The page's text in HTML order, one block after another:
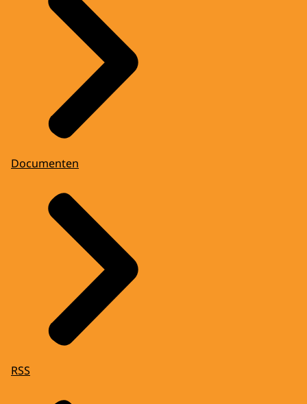
Documenten
RSS